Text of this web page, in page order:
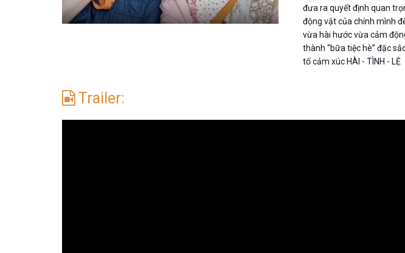
đưa ra quyết định quan
động vật của chính mình
vừa hài hước vừa cảm
thành “bữa tiệc hè” đặc
tố cảm xúc HÀI - TÌNH - LỆ
Trailer: